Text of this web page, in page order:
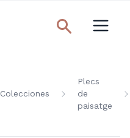
Colecciones
Plecs
de
paisatge